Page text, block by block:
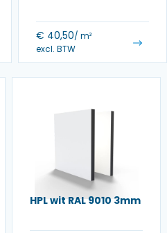
€ 40,50/ m²
excl. BTW
HPL wit RAL 9010 3mm